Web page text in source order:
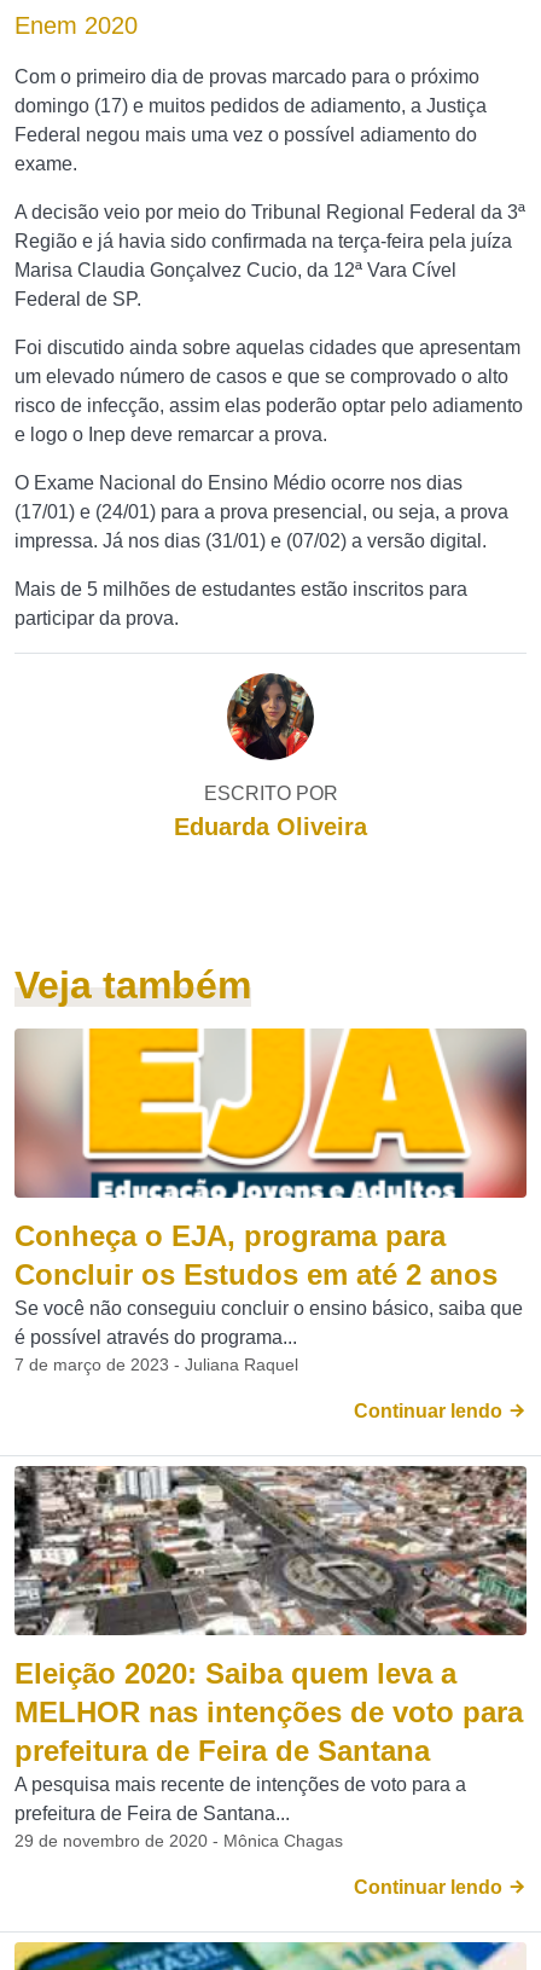
Enem 2020
Com o primeiro dia de provas marcado para o próximo
domingo (17) e muitos pedidos de adiamento, a Justiça
Federal negou mais uma vez o possível adiamento do
exame.
A decisão veio por meio do Tribunal Regional Federal da 3ª
Região e já havia sido confirmada na terça-feira pela juíza
Marisa Claudia Gonçalvez Cucio, da 12ª Vara Cível
Federal de SP.
Foi discutido ainda sobre aquelas cidades que apresentam
um elevado número de casos e que se comprovado o alto
risco de infecção, assim elas poderão optar pelo adiamento
e logo o Inep deve remarcar a prova.
O Exame Nacional do Ensino Médio ocorre nos dias
(17/01) e (24/01) para a prova presencial, ou seja, a prova
impressa. Já nos dias (31/01) e (07/02) a versão digital.
Mais de 5 milhões de estudantes estão inscritos para
participar da prova.
ESCRITO POR
Eduarda Oliveira
Veja também
Conheça o EJA, programa para
Concluir os Estudos em até 2 anos
Se você não conseguiu concluir o ensino básico, saiba que
é possível através do programa...
7 de março de 2023 - Juliana Raquel
Continuar lendo
Eleição 2020: Saiba quem leva a
MELHOR nas intenções de voto para
prefeitura de Feira de Santana
A pesquisa mais recente de intenções de voto para a
prefeitura de Feira de Santana...
29 de novembro de 2020 - Mônica Chagas
Continuar lendo